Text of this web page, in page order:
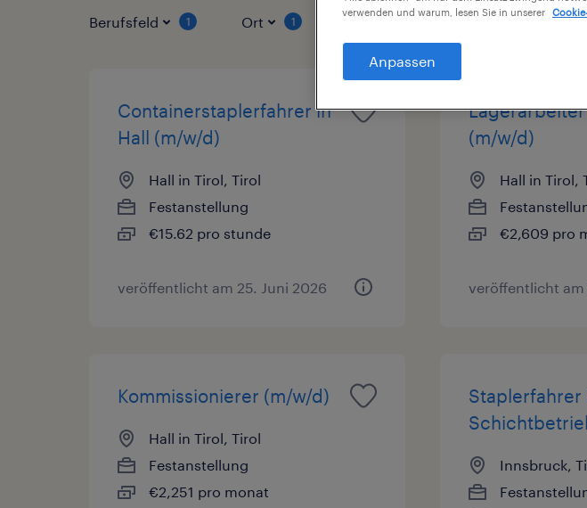
Berufsfeld 1 Ort 1 Vertragsarten Gehalt
Containerstaplerfahrer in
Hall (m/w/d)
Hall in Tirol, Tirol
Festanstellung
€15.62 pro stunde
veröffentlicht am 25. Juni 2026
(m/w/d)
Hall in Tirol,
€2,609 pro
veröffentlicht am
Kommissionierer (m/w/d)
Hall in Tirol, Tirol
Festanstellung
€2,251 pro monat
Staplerfahrer
Innsbruck,
verwenden und warum, lesen Sie in unserer
Anpassen